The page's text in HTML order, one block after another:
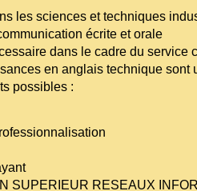
les sciences et techniques
écrite et orale
dans le cadre du service
en anglais technique sont
possibles :
SUPERIEUR RESEAUX